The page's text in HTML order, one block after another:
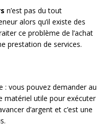
n’est pas du tout
alors qu’il existe des
ce problème de l’achat
prestation de services.
: vous pouvez demander au
matériel utile pour exécuter
d’argent et c’est une